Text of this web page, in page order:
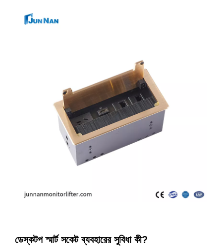
ডেস্কটপ স্মার্ট সকেট ব্যবহারের সুবিধা কী?